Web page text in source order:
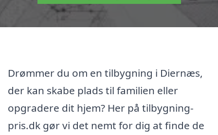
Drømmer du om en tilbygning i Diernæs,
der kan skabe plads til familien eller
opgradere dit hjem? Her på tilbygning-
pris.dk gør vi det nemt for dig at finde de